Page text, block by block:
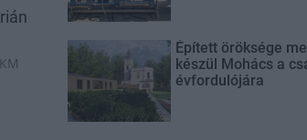
Épített öröksége
készül Mohács a
évfordulójára